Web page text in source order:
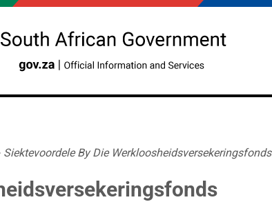
Siektevoordele By Die Werkloosheidsversekeringsfonds